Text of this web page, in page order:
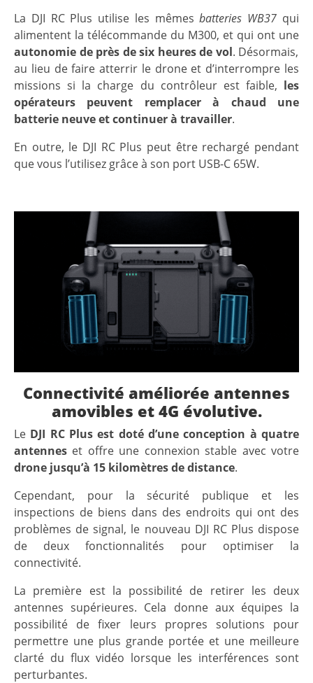
La DJI RC Plus utilise les mêmesbatteries WB37 qui
alimentent la télécommande du M300, et qui ont une
autonomie de près de six heures de vol. Désormais,
au lieu de faire atterrir le drone et d’interrompre les
missions si la charge du contrôleur est faible, les
opérateurs peuvent remplacer à chaud une
batterie neuve et continuer à travailler.
En outre, le DJI RC Plus peut être rechargé pendant
que vous l’utilisez grâce à son port USB-C 65W.
Connectivité améliorée antennes
amovibles et 4G évolutive.
Le DJI RC Plus est doté d’une conception à quatre
antennes et offre une connexion stable avec votre
drone jusqu’à 15 kilomètres de distance.
Cependant, pour la sécurité publique et les
inspections de biens dans des endroits qui ont des
problèmes de signal, le nouveau DJI RC Plus dispose
de deux fonctionnalités pour optimiser la
connectivité.
La première est la possibilité de retirer les deux
antennes supérieures. Cela donne aux équipes la
possibilité de fixer leurs propres solutions pour
permettre une plus grande portée et une meilleure
clarté du flux vidéo lorsque les interférences sont
perturbantes.